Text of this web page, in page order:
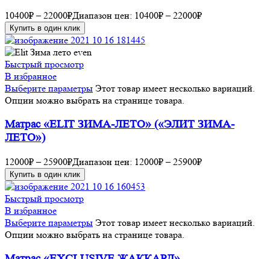
10400₽ – 22000₽Диапазон цен: 10400₽ – 22000₽
Купить в один клик
Быстрый просмотр
В избранное
Выберите параметры Этот товар имеет несколько вариаций.
Опции можно выбрать на странице товара.
Матрас «ELIT ЗИМА-ЛЕТО» («ЭЛИТ ЗИМА-
ЛЕТО»)
12000₽ – 25900₽Диапазон цен: 12000₽ – 25900₽
Купить в один клик
Быстрый просмотр
В избранное
Выберите параметры Этот товар имеет несколько вариаций.
Опции можно выбрать на странице товара.